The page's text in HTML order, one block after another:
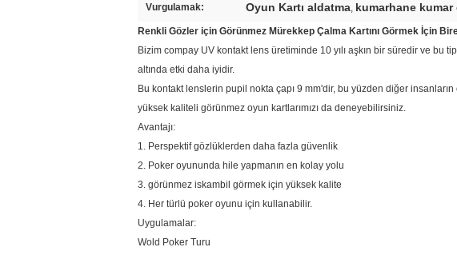
Vurgulamak: Oyun Kartı aldatma, kumarhane kumar
Renkli Gözler için Görünmez Mürekkep Çalma Kartını Görmek İçin
Bizim compay UV kontakt lens üretiminde 10 yılı aşkın bir süredir ve bu
altında etki daha iyidir.
Bu kontakt lenslerin pupil nokta çapı 9 mm'dir, bu yüzden diğer
yüksek kaliteli görünmez oyun kartlarımızı da deneyebilirsiniz.
Avantajı:
1. Perspektif gözlüklerden daha fazla güvenlik
2. Poker oyununda hile yapmanın en kolay yolu
3. görünmez iskambil görmek için yüksek kalite
4. Her türlü poker oyunu için kullanabilir.
Uygulamalar:
Wold Poker Turu